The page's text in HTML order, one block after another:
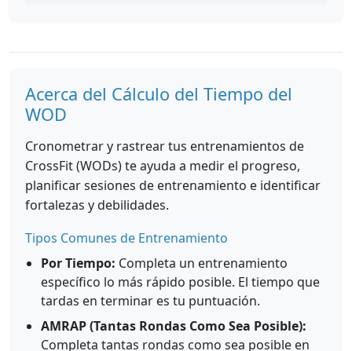
Acerca del Cálculo del Tiempo del
WOD
Cronometrar y rastrear tus entrenamientos de
CrossFit (WODs) te ayuda a medir el progreso,
planificar sesiones de entrenamiento e identificar
fortalezas y debilidades.
Tipos Comunes de Entrenamiento
Por Tiempo: Completa un entrenamiento
específico lo más rápido posible. El tiempo que
tardas en terminar es tu puntuación.
AMRAP (Tantas Rondas Como Sea Posible):
Completa tantas rondas como sea posible en